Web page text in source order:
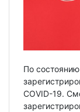
По
COVID-19.